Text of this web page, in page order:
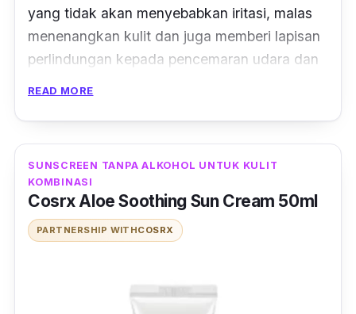
yang tidak akan menyebabkan iritasi, malas
menenangkan kulit dan juga memberi lapisan
perlindungan kepada pencemaran udara dan
READ MORE
SUNSCREEN TANPA ALKOHOL UNTUK KULIT
KOMBINASI
Cosrx Aloe Soothing Sun Cream 50ml
PARTNERSHIP WITHCOSRX